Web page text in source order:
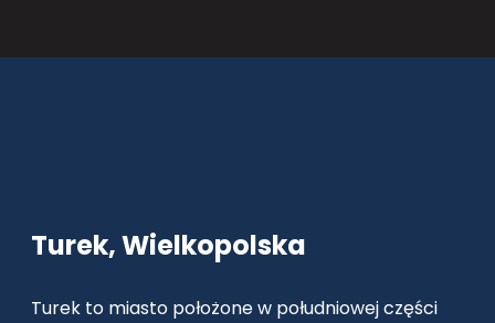
Turek, Wielkopolska
Turek to miasto położone w południowej części